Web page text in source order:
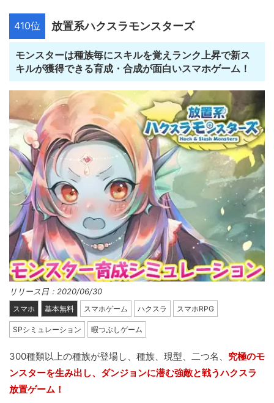
410位 放置系ハクスラモンスターズ
モンスターは種族毎にスキルを覚えランク上昇で新ス
キルが獲得できる育成・合成が面白いスマホゲーム！
リリース日：2020/06/30
スマホ 基本無料 スマホゲーム ハクスラ スマホRPG
SPシミュレーション 暇つぶしゲーム
300種類以上の種族が登場し、種族、現型、二つ名、 究極のモ
ンスターを生み出し、ダンジョンに潜む強敵と戦うハクスラ
放置ゲーム！